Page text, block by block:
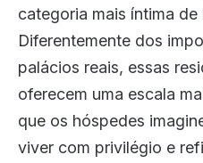
categoria mais íntima
Diferentemente dos
palácios reais, essas
oferecem uma escala
que os hóspedes
viver com privilégio e